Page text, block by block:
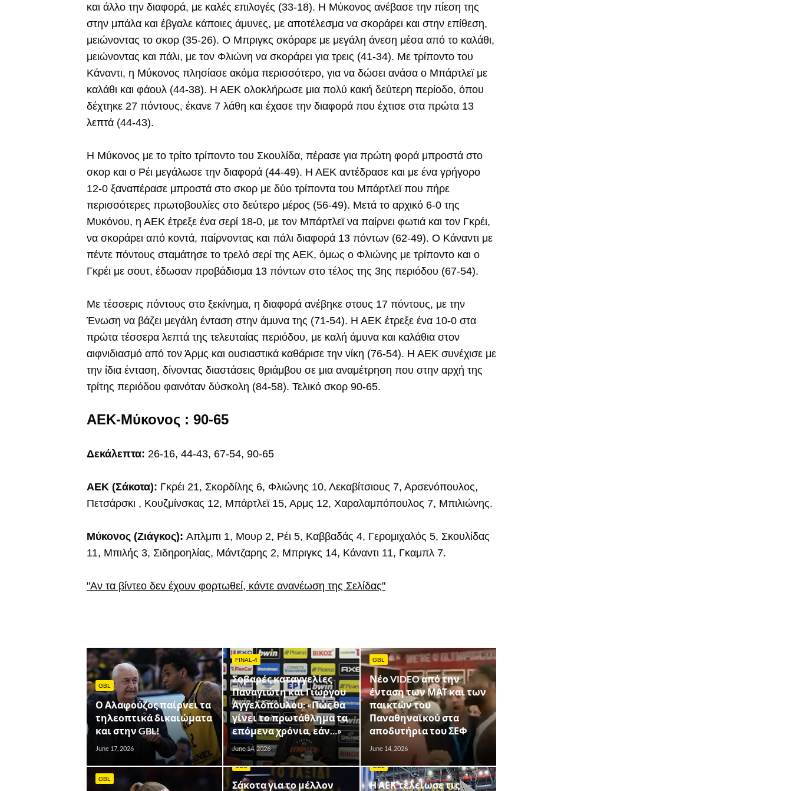
και άλλο την διαφορά, με καλές επιλογές (33-18). Η Μύκονος ανέβασε την πίεση της
στην μπάλα και έβγαλε κάποιες άμυνες, με αποτέλεσμα να σκοράρει και στην επίθεση,
μειώνοντας το σκορ (35-26). Ο Μπριγκς σκόραρε με μεγάλη άνεση μέσα από το καλάθι,
μειώνοντας και πάλι, με τον Φλιώνη να σκοράρει για τρεις (41-34). Με τρίποντο του
Κάναντι, η Μύκονος πλησίασε ακόμα περισσότερο, για να δώσει ανάσα ο Μπάρτλεϊ με
καλάθι και φάουλ (44-38). Η ΑΕΚ ολοκλήρωσε μια πολύ κακή δεύτερη περίοδο, όπου
δέχτηκε 27 πόντους, έκανε 7 λάθη και έχασε την διαφορά που έχτισε στα πρώτα 13
λεπτά (44-43).
Η Μύκονος με το τρίτο τρίποντο του Σκουλίδα, πέρασε για πρώτη φορά μπροστά στο
σκορ και ο Ρέι μεγάλωσε την διαφορά (44-49). Η ΑΕΚ αντέδρασε και με ένα γρήγορο
12-0 ξαναπέρασε μπροστά στο σκορ με δύο τρίποντα του Μπάρτλεϊ που πήρε
περισσότερες πρωτοβουλίες στο δεύτερο μέρος (56-49). Μετά το αρχικό 6-0 της
Μυκόνου, η ΑΕΚ έτρεξε ένα σερί 18-0, με τον Μπάρτλεϊ να παίρνει φωτιά και τον Γκρέι,
να σκοράρει από κοντά, παίρνοντας και πάλι διαφορά 13 πόντων (62-49). Ο Κάναντι με
πέντε πόντους σταμάτησε το τρελό σερί της ΑΕΚ, όμως ο Φλιώνης με τρίποντο και ο
Γκρέι με σουτ, έδωσαν προβάδισμα 13 πόντων στο τέλος της 3ης περιόδου (67-54).
Με τέσσερις πόντους στο ξεκίνημα, η διαφορά ανέβηκε στους 17 πόντους, με την
Ένωση να βάζει μεγάλη ένταση στην άμυνα της (71-54). Η ΑΕΚ έτρεξε ένα 10-0 στα
πρώτα τέσσερα λεπτά της τελευταίας περιόδου, με καλή άμυνα και καλάθια στον
αιφνιδιασμό από τον Άρμς και ουσιαστικά καθάρισε την νίκη (76-54). Η ΑΕΚ συνέχισε με
την ίδια ένταση, δίνοντας διαστάσεις θριάμβου σε μια αναμέτρηση που στην αρχή της
τρίτης περιόδου φαινόταν δύσκολη (84-58). Τελικό σκορ 90-65.
ΑΕΚ-Μύκονος : 90-65
Δεκάλεπτα: 26-16, 44-43, 67-54, 90-65
ΑΕΚ (Σάκοτα): Γκρέι 21, Σκορδίλης 6, Φλιώνης 10, Λεκαβίτσιους 7, Αρσενόπουλος,
Πετσάρσκι , Κουζμίνσκας 12, Μπάρτλεϊ 15, Αρμς 12, Χαραλαμπόπουλος 7, Μπιλιώνης.
Μύκονος (Ζιάγκος): Απλμπι 1, Μουρ 2, Ρέι 5, Καββαδάς 4, Γερομιχαλός 5, Σκουλίδας
11, Μπιλής 3, Σιδηροηλίας, Μάντζαρης 2, Μπριγκς 14, Κάναντι 11, Γκαμπλ 7.
"Αν τα βίντεο δεν έχουν φορτωθεί, κάντε ανανέωση της Σελίδας"
GBL
Ο Αλαφούζος παίρνει τα
τηλεοπτικά δικαιώματα
και στην GBL!
June 17, 2026
FINAL-4
Σοβαρές καταγγελίες
Παναγιώτη και Γιώργου
Αγγελόπουλου: «Πώς θα
γίνει το πρωτάθλημα τα
επόμενα χρόνια, εάν…»
June 14, 2026
GBL
Νέο VIDEO από την
ένταση των ΜΑΤ και των
παικτών του
Παναθηναϊκού στα
αποδυτήρια του ΣΕΦ
June 14, 2026
GBL
GBL
Σάκοτα για το μέλλον
GBL
Η ΑΕΚ τελείωσε τις